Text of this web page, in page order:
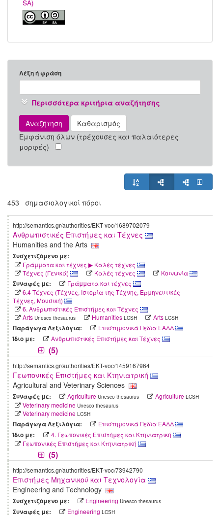
SA)
Λέξη ή φράση
Περισσότερα κριτήρια αναζήτησης
Αναζήτηση
Καθαρισμός
Εμφάνιση όλων (τρέχουσες και παλαιότερες
μορφές)
453 σημασιολογικοί πόροι
http://semantics.gr/authorities/EKT-voc/1689702079
Ανθρωπιστικές Επιστήμες και Τέχνες
Humanities and the Arts
Συσχετιζόμενο με:
Γράμματα και τέχνες ▶ Καλές τέχνες
Τέχνες (Γενικά)
Καλές τέχνες
Κοινωνία
Συναφές με:
Γράμματα και τέχνες
6.4 Τέχνες (Τέχνες, Ιστορία της Τέχνης, Ερμηνευτικές
Τέχνες, Μουσική)
6. Ανθρωπιστικές Επιστήμες και Τέχνες
Arts Unesco thesaurus Humanities LCSH Arts LCSH
Παράγωγα Λεξιλόγια:
Επιστημονικά Πεδία ΕΑΔΔ
Ίδιο με:
Ανθρωπιστικές Επιστήμες και Τέχνες
(5)
http://semantics.gr/authorities/EKT-voc/1459167964
Γεωπονικές Επιστήμες και Κτηνιατρική
Agricultural and Veterinary Sciences
Συναφές με: Agriculture Unesco thesaurus Agriculture LCSH
Veterinary medicine Unesco thesaurus
Veterinary medicine LCSH
Παράγωγα Λεξιλόγια:
Επιστημονικά Πεδία ΕΑΔΔ
Ίδιο με:
4. Γεωπονικές Επιστήμες και Κτηνιατρική
Γεωπονικές Επιστήμες και Κτηνιατρική
(5)
http://semantics.gr/authorities/EKT-voc/73942790
Επιστήμες Μηχανικού και Τεχνολογία
Engineering and Technology
Συσχετιζόμενο με: Engineering Unesco thesaurus
Συναφές με: Engineering LCSH